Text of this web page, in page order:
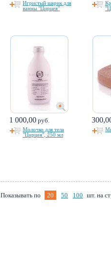
Игристый шарик для
ванны "Цирцея"
1 000,00 руб.
Молочко для тела
"Цирцея", 250 мл
Показывать по 20 50 100 шт. на